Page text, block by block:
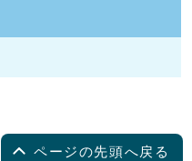
ページの先頭へ戻る